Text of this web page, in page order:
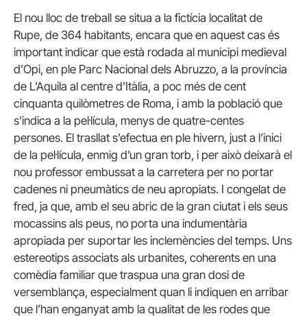
El nou lloc de treball se situa a la fictícia localitat de
Rupe, de 364 habitants, encara que en aquest cas és
important indicar que està rodada al municipi medieval
d’Opi, en ple Parc Nacional dels Abruzzo, a la província
de L’Aquila al centre d’Itàlia, a poc més de cent
cinquanta quilòmetres de Roma, i amb la població que
s’indica a la pel·lícula, menys de quatre-centes
persones. El trasllat s’efectua en ple hivern, just a l’inici
de la pel·lícula, enmig d’un gran torb, i per això deixarà el
nou professor embussat a la carretera per no portar
cadenes ni pneumàtics de neu apropiats. I congelat de
fred, ja que, amb el seu abric de la gran ciutat i els seus
mocassins als peus, no porta una indumentària
apropiada per suportar les inclemències del temps. Uns
estereotips associats als urbanites, coherents en una
comèdia familiar que traspua una gran dosi de
versemblança, especialment quan li indiquen en arribar
que l’han enganyat amb la qualitat de les rodes que